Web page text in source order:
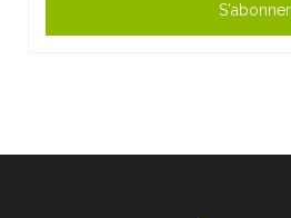
S'abonner